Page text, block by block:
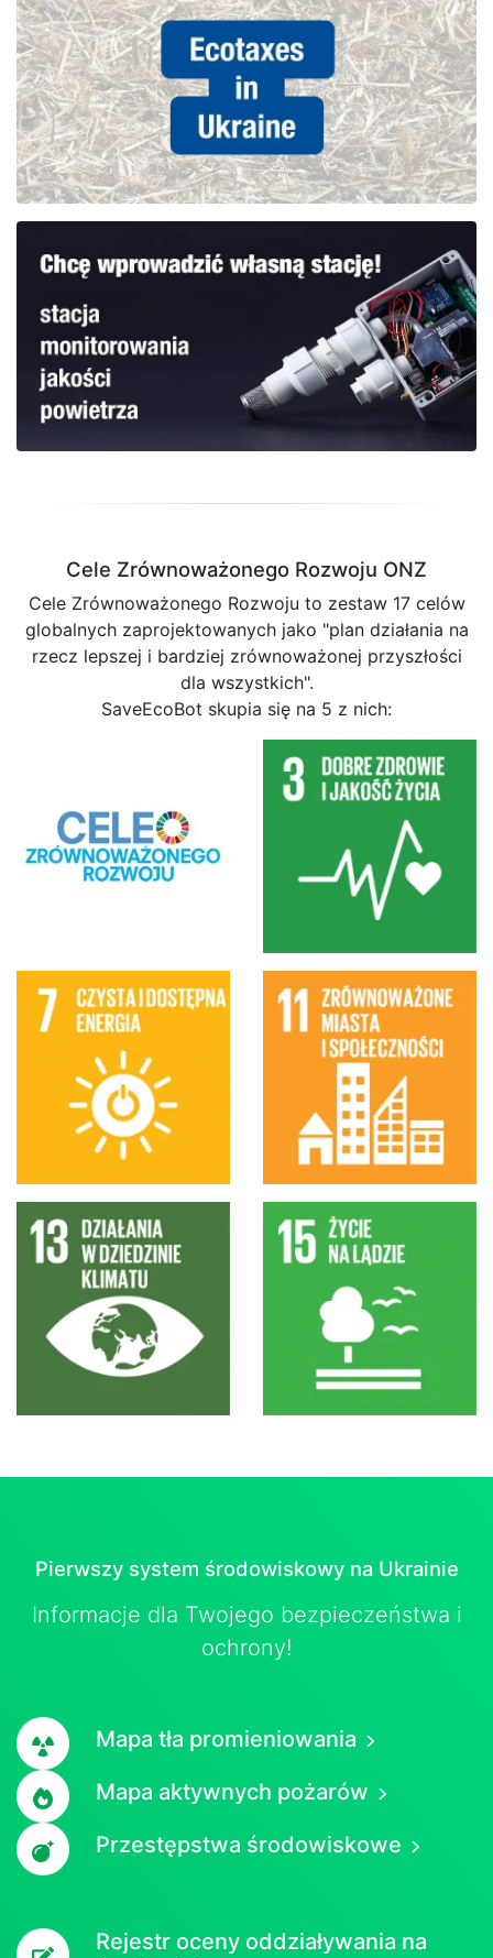
Cele Zrównoważonego Rozwoju ONZ
Cele Zrównoważonego Rozwoju to zestaw 17 celów
globalnych zaprojektowanych jako "plan działania na
rzecz lepszej i bardziej zrównoważonej przyszłości
dla wszystkich".
SaveEcoBot skupia się na 5 z nich:
Pierwszy system środowiskowy na Ukrainie
Informacje dla Twojego bezpieczeństwa i
ochrony!
Mapa tła promieniowania
Mapa aktywnych pożarów
Przestępstwa środowiskowe
Rejestr oceny oddziaływania na